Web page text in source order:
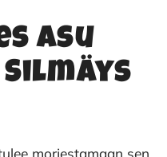
asu
morjestamaan sen